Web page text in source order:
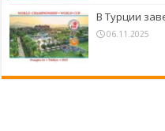
В Турции
06.11.2025